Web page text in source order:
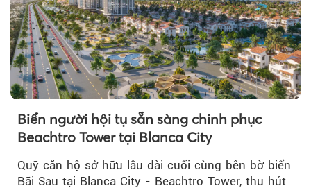
Biển người hội tụ sẵn sàng chinh phục
Beachtro Tower tại Blanca City
Quỹ căn hộ sở hữu lâu dài cuối cùng bên bờ biển
Bãi Sau tại Blanca City - Beachtro Tower, thu hút